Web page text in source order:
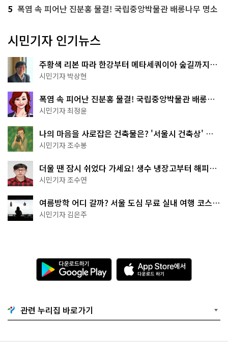
5 폭염 속 피어난 진분홍 물결! 국립중앙박물관 배롱나무 명소
시민기자 인기뉴스
주황색 리본 따라 한강부터 메타세쿼이아 숲길까지…
서울둘레길 15코스
시민기자 박상현
폭염 속 피어난 진분홍 물결! 국립중앙박물관 배롱나
무 명소
시민기자 최정윤
나의 마음을 사로잡은 건축물은? '서울시 건축상' 수
상작 공개!
시민기자 조수봉
더울 땐 잠시 쉬었다 가세요! 생수 냉장고부터 해피소
·무더위쉼터까지
시민기자 조수연
여름방학 어디 갈까? 서울 도심 무료 실내 여행 코스
추천
시민기자 김은주
다
운
로
기
G
o
g
A
p
p
e
서
관련 누리집 바로가기